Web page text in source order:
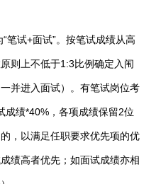
笔试+面试”。按笔试成绩从高
则上不低于1:3比例确定入闱
并进入面试）。有笔试岗位考
成绩*40%，各项成绩保留2位
，以满足任职要求优先项的优
绩高者优先；如面试成绩亦相